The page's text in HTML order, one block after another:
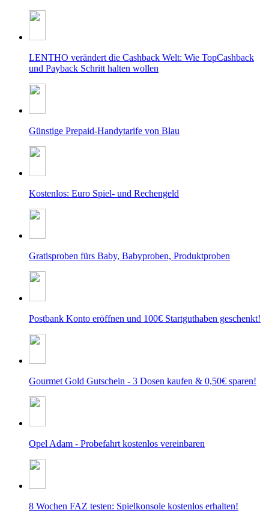
LENTHO verändert die Cashback Welt: Wie TopCashback
und Payback Schritt halten wollen
Günstige Prepaid-Handytarife von Blau
Kostenlos: Euro Spiel- und Rechengeld
Gratisproben fürs Baby, Babyproben, Produktproben
Postbank Konto eröffnen und 100€ Startguthaben geschenkt!
Gourmet Gold Gutschein - 3 Dosen kaufen & 0,50€ sparen!
Opel Adam - Probefahrt kostenlos vereinbaren
8 Wochen FAZ testen: Spielkonsole kostenlos erhalten!